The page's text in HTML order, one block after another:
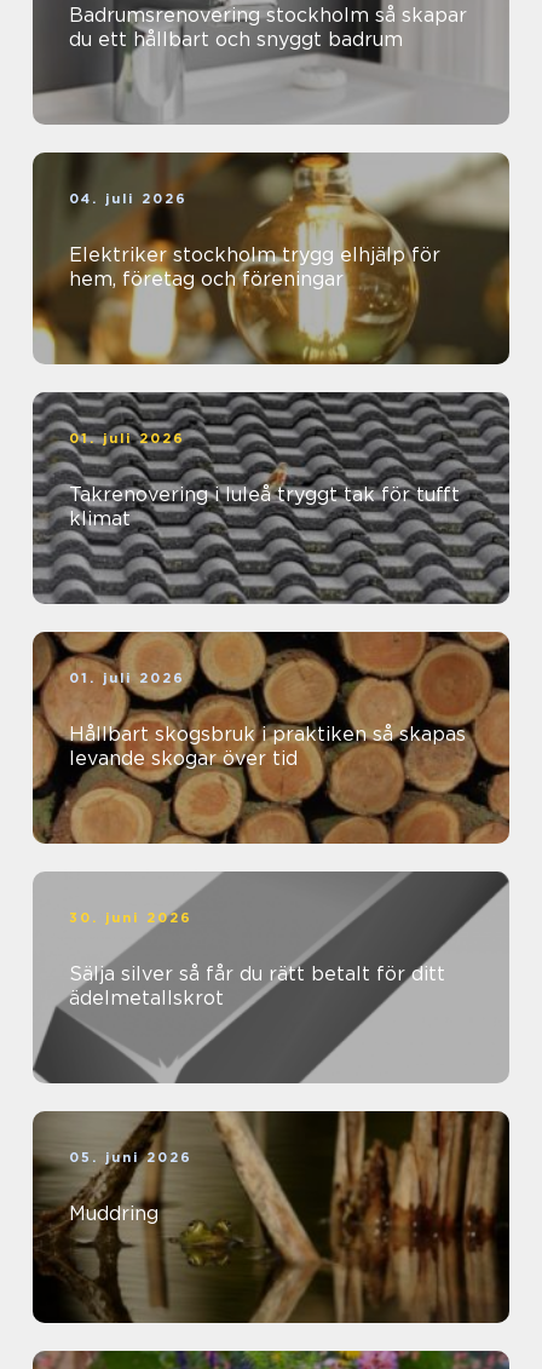
Badrumsrenovering stockholm så skapar
du ett hållbart och snyggt badrum
04. juli 2026
Elektriker stockholm trygg elhjälp för
hem, företag och föreningar
01. juli 2026
Takrenovering i luleå tryggt tak för tufft
klimat
01. juli 2026
Hållbart skogsbruk i praktiken så skapas
levande skogar över tid
30. juni 2026
Sälja silver så får du rätt betalt för ditt
ädelmetallskrot
05. juni 2026
Muddring